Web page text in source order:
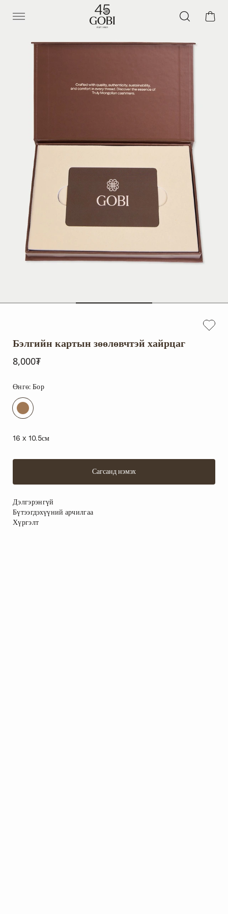
Бэлгийн картын зөөлөвчтэй хайрцаг
8,000₮
Өнгө: Бор
16 x 10.5см
Сагсанд нэмэх
Дэлгэрэнгүй
Бүтээгдэхүүний арчилгаа
Хүргэлт